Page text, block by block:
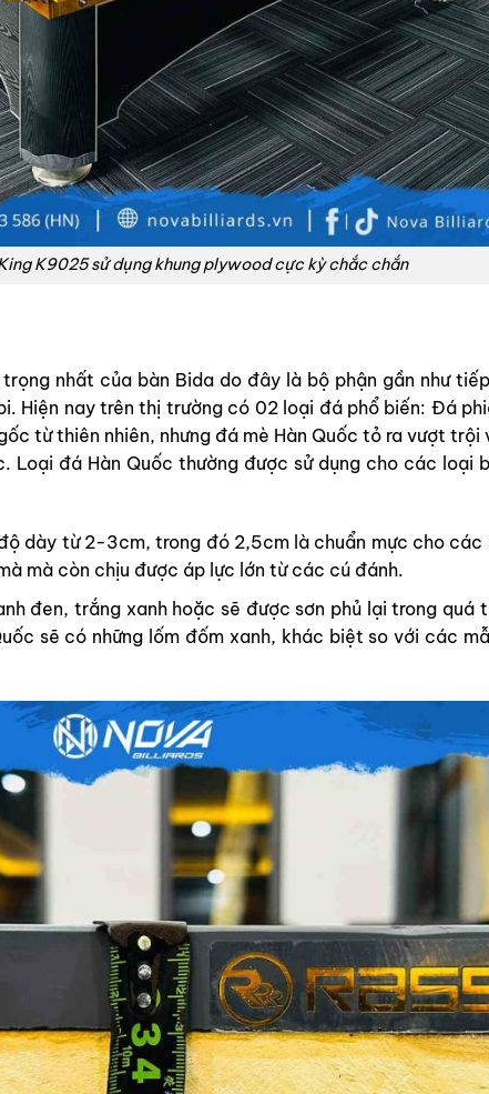
K9025 sử dụng khung plywood cực kỳ chắc chắn
nhất của bàn Bida do đây là bộ phận gần như
Hiện nay trên thị trường có 02 loại đá phổ biến: Đá
từ thiên nhiên, nhưng đá mè Hàn Quốc tỏ ra vượt trội
Loại đá Hàn Quốc thường được sử dụng cho các loại
dày từ 2-3cm, trong đó 2,5cm là chuẩn mực cho
mà còn chịu được áp lực lớn từ các cú đánh.
đen, trắng xanh hoặc sẽ được sơn phủ lại trong quá
sẽ có những lốm đốm xanh, khác biệt so với các